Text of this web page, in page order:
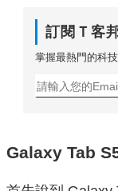
訂閱Ｔ客
掌握最熱門的科
Galaxy Tab